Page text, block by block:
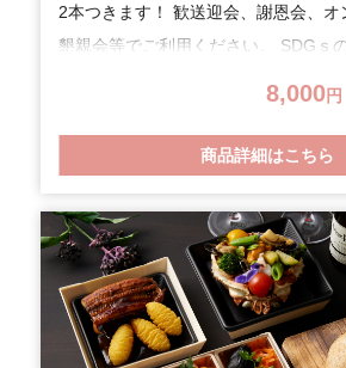
2本つきます！ 歓送迎会、謝恩会、オ
懇親会等でご利用ください。 SDGｓ
様あり。) 【召し上がり方】「海の幸
ン仕立て～」は電子レンジ600Wで1
ますとより美味しくお召し上がりい
8,000円
商品詳細はこちら